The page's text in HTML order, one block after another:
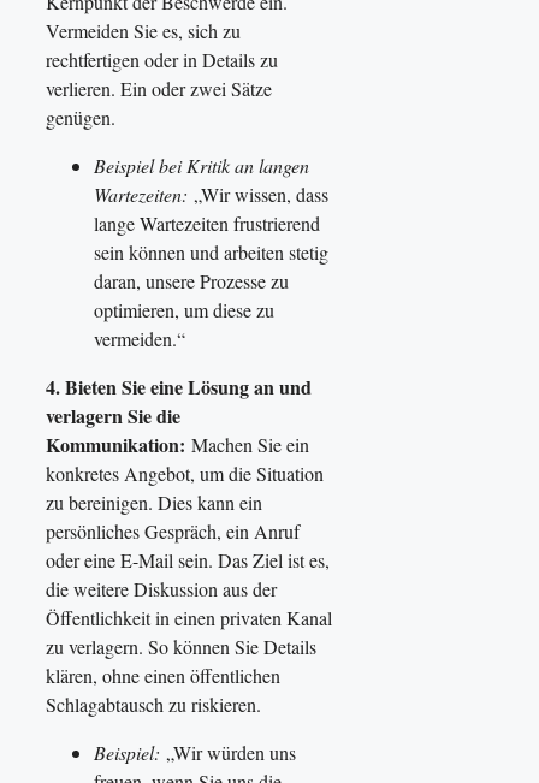
Vermeiden Sie es, sich zu
rechtfertigen oder in Details zu
verlieren. Ein oder zwei Sätze
genügen.
Beispiel bei Kritik an langen
Wartezeiten: „Wir wissen, dass
lange Wartezeiten frustrierend
sein können und arbeiten stetig
daran, unsere Prozesse zu
optimieren, um diese zu
vermeiden.“
4. Bieten Sie eine Lösung an und
verlagern Sie die
Kommunikation: Machen Sie ein
konkretes Angebot, um die Situation
zu bereinigen. Dies kann ein
persönliches Gespräch, ein Anruf
oder eine E-Mail sein. Das Ziel ist es,
die weitere Diskussion aus der
Öffentlichkeit in einen privaten Kanal
zu verlagern. So können Sie Details
klären, ohne einen öffentlichen
Schlagabtausch zu riskieren.
Beispiel: „Wir würden uns